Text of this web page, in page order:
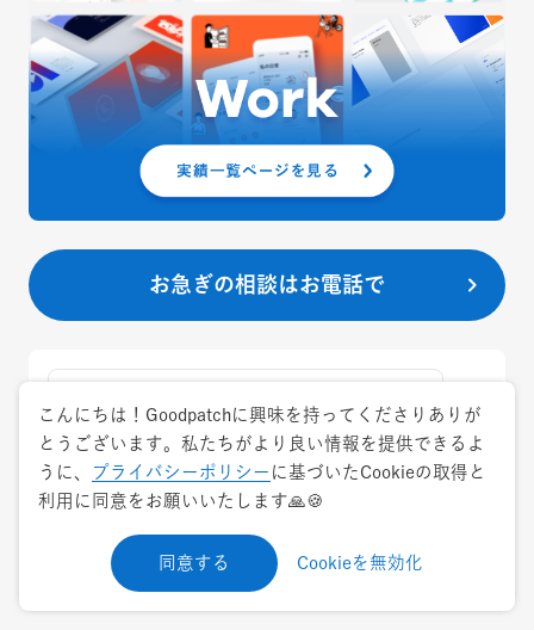
お急ぎの相談はお電話で
Prev
こんにちは！Goodpatchに興味を持ってくださりありが
とうございます。私たちがより良い情報を提供できるよ
うに、
プライバシーポリシー に基づいたCookieの取得と
利用に同意をお願いいたします🙏🍪
同意する Cookieを無効化